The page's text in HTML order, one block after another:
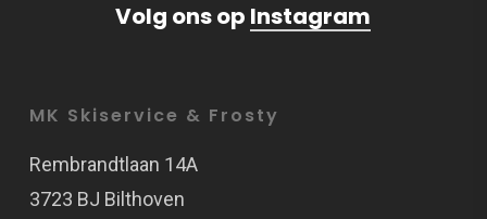
Volg ons op Instagram
MK Skiservice & Frosty
Rembrandtlaan 14A
3723 BJ Bilthoven